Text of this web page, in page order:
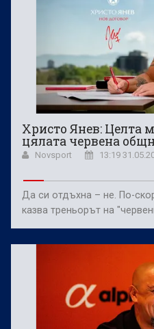
Христо Янев: Целта
цялата червена
Novsport 13:19
Да си отдъхна – не. По-
казва треньорът на